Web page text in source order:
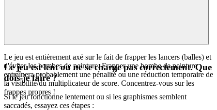
Le jeu est entièrement axé sur le fait de frapper les lancers (balles) et
d'éviter les bombes de peinture. Frapper une bombe de peinture
entraînera probablement une pénalité ou une réduction temporaire de
la visibilité/du multiplicateur de score. Concentrez-vous sur les
frappes propres !
Le jeu est lent ou ne se charge pas correctement. Que
dois-je faire ?
Si le jeu fonctionne lentement ou si les graphismes semblent
saccadés, essayez ces étapes :